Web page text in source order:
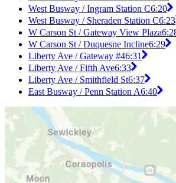
West Busway / Ingram Station C6:20
West Busway / Sheraden Station C6:23
W Carson St / Gateway View Plaza
W Carson St / Duquesne Incline6:29
Liberty Ave / Gateway #46:31
Liberty Ave / Fifth Ave6:33
Liberty Ave / Smithfield St6:37
East Busway / Penn Station A6:40